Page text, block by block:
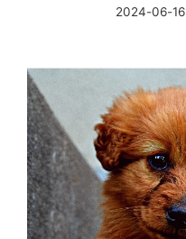
2024-06-16